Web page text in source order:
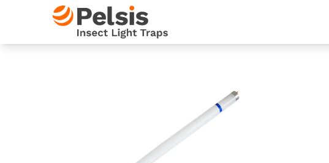
Skip to content
Pelsis Insect Light Traps